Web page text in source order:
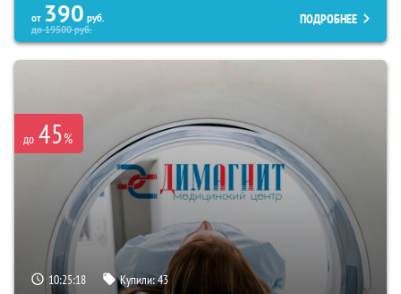
от 390 руб.
до19500руб.
ПОДРОБНЕЕ
до 45%
10:25:16 Купили:43